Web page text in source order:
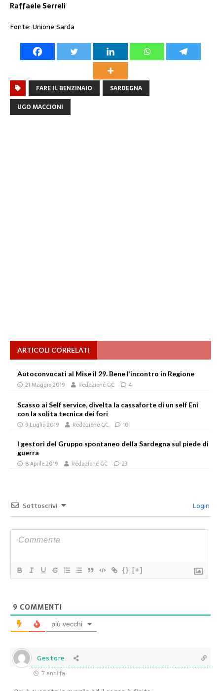
Raffaele Serreli
Fonte: Unione Sarda
FARE IL BENZINAIO
SARDEGNA
UGO MACCIONI
ARTICOLI CORRELATI
Autoconvocati al Mise il 29. Bene l’incontro in Regione
21 Maggio 2019 Redazione GC 4
Scasso ai Self service, divelta la cassaforte di un self Eni
con la solita tecnica dei fori
9 Luglio 2019 Redazione GC 10
I gestori del Gruppo spontaneo della Sardegna sul piede di
guerra
8 Aprile 2019 Redazione GC 23
Sottoscrivi Login
{} [+]
9 COMMENTI
più vecchi
Gestore
7 anni fa